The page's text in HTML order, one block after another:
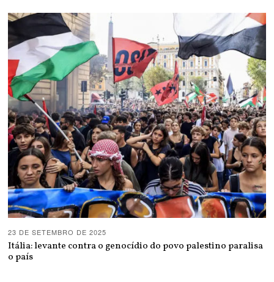
23 DE SETEMBRO DE 2025
Itália: levante contra o genocídio do povo palestino paralisa
o país